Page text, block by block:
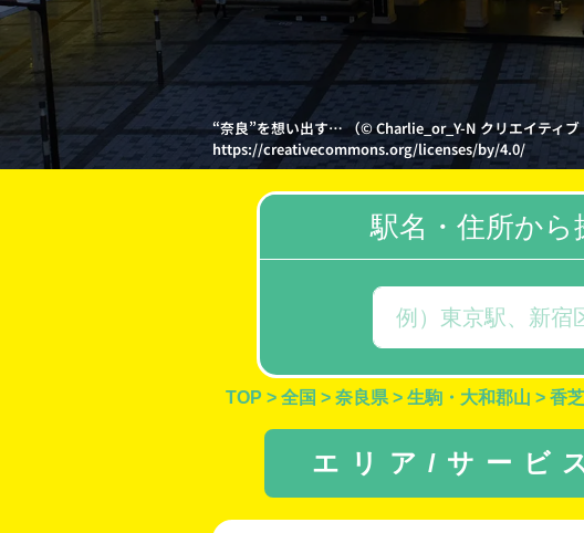
“奈良”を想い出す… （© Charlie_or_Y-N クリエイティ
https://creativecommons.org/licenses/by/4.0/
駅名・住所から
TOP > 全国 > 奈良県 > 生駒・大和郡山 > 香
エリア/サービ